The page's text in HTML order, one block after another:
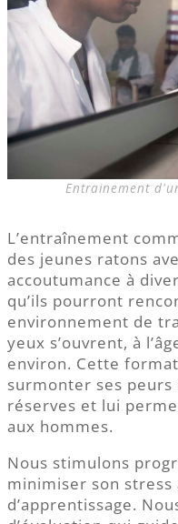
Entrainement
L’entraînement
des jeunes ratons
accoutumance à
qu’ils pourront
environnement de
yeux s’ouvrent, à
environ. Cette
surmonter ses
réserves et lui
aux hommes.
Nous stimulons
minimiser son stress
d’apprentissage.